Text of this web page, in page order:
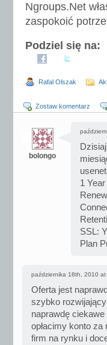
Ngroups.Net
zaspokoić
Podziel się na:
Rafal Olszak
Zostaw komentarz
bolongo
1
SSL:
Plan
października 18th, 2010
Oferta jest
szybko
naprawdę
opłacimy konto
firm na rynku i